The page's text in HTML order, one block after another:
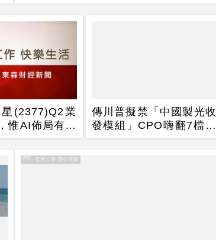
(2377)Q2業
惟AI佈局有成
多，週一大拉
傳川普擬禁「中國製光收
發模組」CPO嗨翻7檔攻
漲停
PR
PR・安達人壽 安心護眼